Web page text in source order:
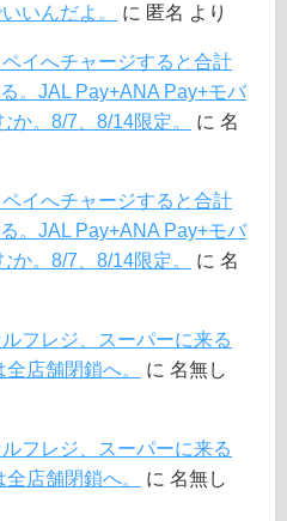
いんだよ。
に 匿名 より
イへチャージすると合計
。JAL Pay+ANA Pay+モバ
。8/7、8/14限定。
に 名
イへチャージすると合計
。JAL Pay+ANA Pay+モバ
。8/7、8/14限定。
に 名
フレジ、スーパーに来る
店舗閉鎖へ。
に 名無し
フレジ、スーパーに来る
店舗閉鎖へ。
に 名無し